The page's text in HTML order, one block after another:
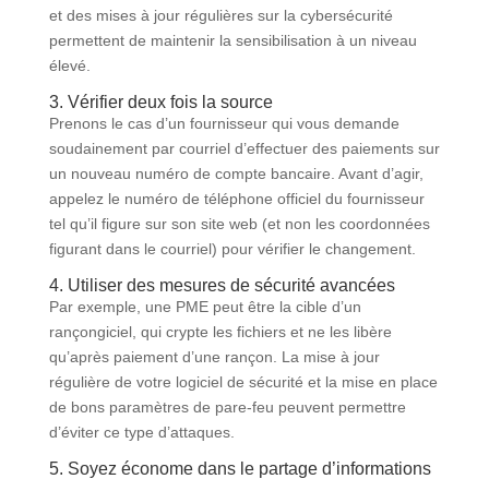
et des mises à jour régulières sur la cybersécurité
permettent de maintenir la sensibilisation à un niveau
élevé.
3. Vérifier deux fois la source
Prenons le cas d’un fournisseur qui vous demande
soudainement par courriel d’effectuer des paiements sur
un nouveau numéro de compte bancaire. Avant d’agir,
appelez le numéro de téléphone officiel du fournisseur
tel qu’il figure sur son site web (et non les coordonnées
figurant dans le courriel) pour vérifier le changement.
4. Utiliser des mesures de sécurité avancées
Par exemple, une PME peut être la cible d’un
rançongiciel, qui crypte les fichiers et ne les libère
qu’après paiement d’une rançon. La mise à jour
régulière de votre logiciel de sécurité et la mise en place
de bons paramètres de pare-feu peuvent permettre
d’éviter ce type d’attaques.
5. Soyez économe dans le partage d’informations